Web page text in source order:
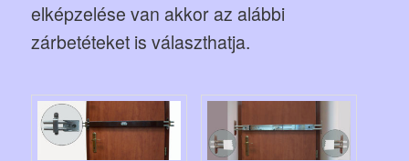
elképzelése van akkor az alábbi
zárbetéteket is választhatja.